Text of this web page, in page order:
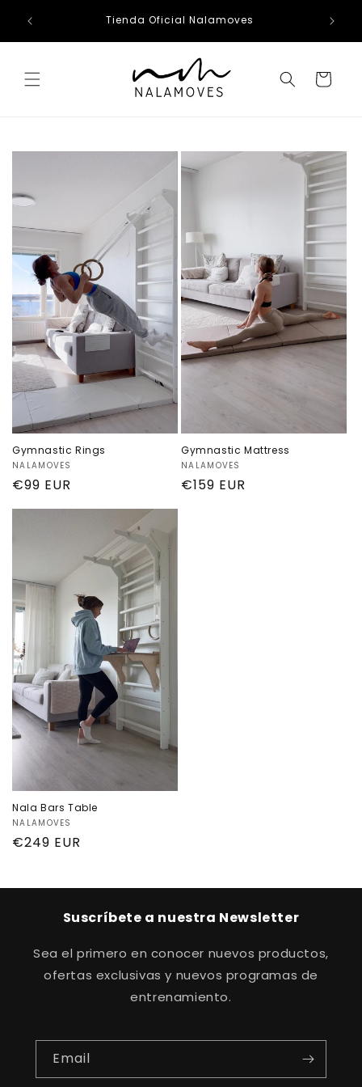
directamente
Tienda Oficial Nalamoves
Carrito
Gymnastic Rings
Proveedor:
NALAMOVES
Precio
habitual
€99 EUR
Gymnastic Mattress
Proveedor:
NALAMOVES
Precio
€159 EUR
Nala Bars Table
Proveedor:
NALAMOVES
Precio
€249 EUR
Suscríbete a nuestra Newsletter
Sea el primero en conocer nuevos productos,
ofertas exclusivas y nuevos programas de
entrenamiento.
Email